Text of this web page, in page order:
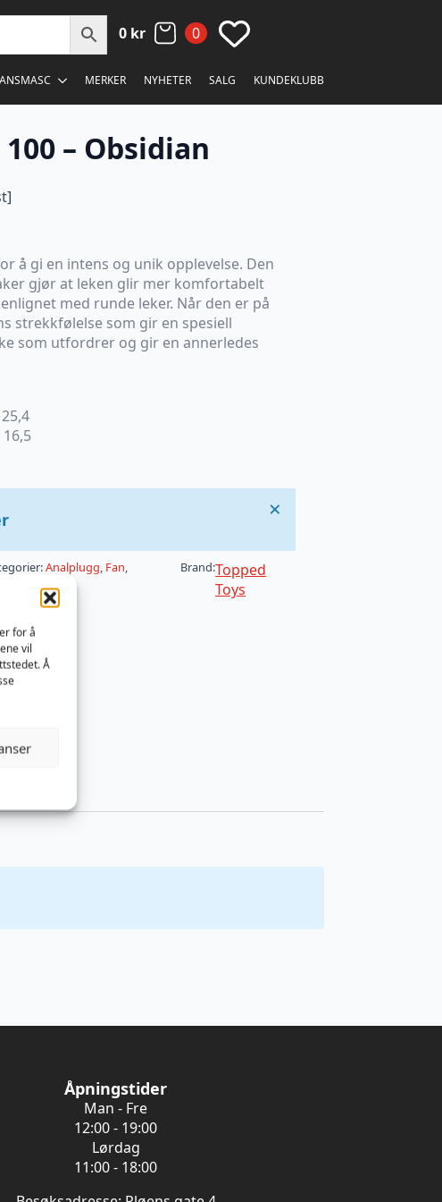
for å
vil
Å
0 kr 0
MERKER NYHETER SALG KUNDEKLUBB
– Obsidian
å gi en intens og unik opplevelse. Den
gjør at leken glir mer komfortabelt
med runde leker. Når den er på
strekkfølelse som gir en spesiell
som utfordrer og gir en annerledes
×
Analplugg, Fan,
Brand:Topped
Toys
Åpningstider
Man - Fre
12:00 - 19:00
Lørdag
11:00 - 18:00